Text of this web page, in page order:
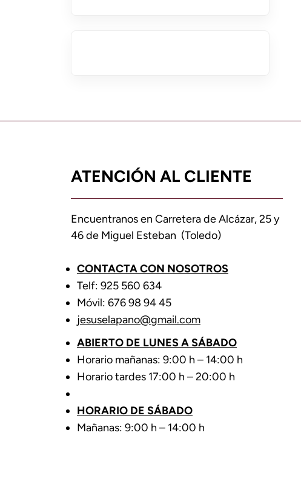
ATENCIÓN AL CLIENTE
Encuentranos en Carretera de Alcázar, 25 y
46 de Miguel Esteban (Toledo)
CONTACTA CON NOSOTROS
Telf: 925 560 634
Móvil: 676 98 94 45
jesuselapano@gmail.com
ABIERTO DE LUNES A SÁBADO
Horario mañanas: 9:00 h – 14:00 h
Horario tardes 17:00 h – 20:00 h
HORARIO DE SÁBADO
Mañanas: 9:00 h – 14:00 h